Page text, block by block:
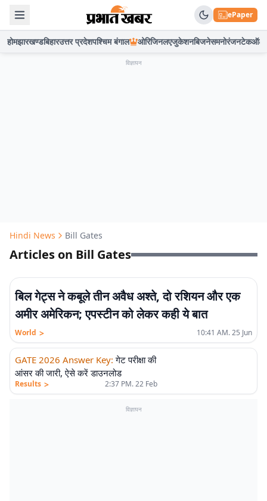
ePaper
होमझारखण्डबिहारउत्तर प्रदेशपश्चिम बंगाल ओरिजिनलएजुकेशनबिजनेसमनोरंजनटेकऑटो
विज्ञापन
Hindi News Bill Gates
Articles on Bill Gates
बिल गेट्स ने कबूले तीन अवैध अश्ते, दो रशियन और एक
अमीर अमेरिकन; एपस्टीन को लेकर कही ये बात
World > 10:41 AM. 25 Jun
GATE 2026 Answer Key: गेट परीक्षा की
आंसर की जारी, ऐसे करें डाउनलोड
Results > 2:37 PM. 22 Feb
विज्ञापन